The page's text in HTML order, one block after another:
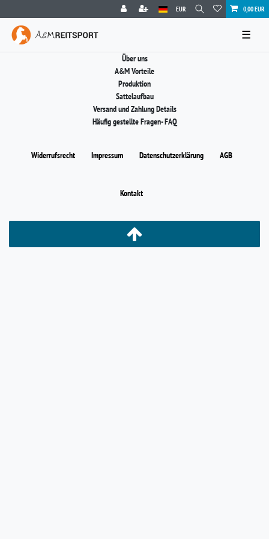
EUR 0,00 EUR
☰
Über uns
A&M Vorteile
Produktion
Sattelaufbau
Versand und Zahlung Details
Häufig gestellte Fragen- FAQ
Widerrufs­recht Impressum Daten­schutz­erklärung AGB
Kontakt